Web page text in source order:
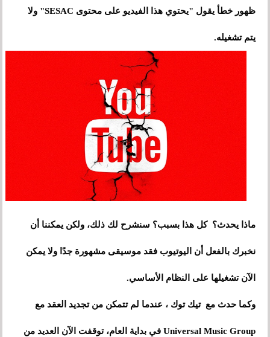
ظهور خطأ يقول "يحتوي هذا الفيديو على محتوى SESAC" ولا
يتم تشغيله.
ماذا يحدث؟ كل هذا بسبب؟ سنشرح لك ذلك، ولكن يمكننا أن
نخبرك بالفعل أن اليوتيوب فقد موسيقى مشهورة جدًا ولا يمكن
الآن تشغيلها على النظام الأساسي.
وكما حدث مع تيك توك ، عندما لم تتمكن من تجديد العقد مع
Universal Music Group في بداية العام، توقفت الآن العديد من